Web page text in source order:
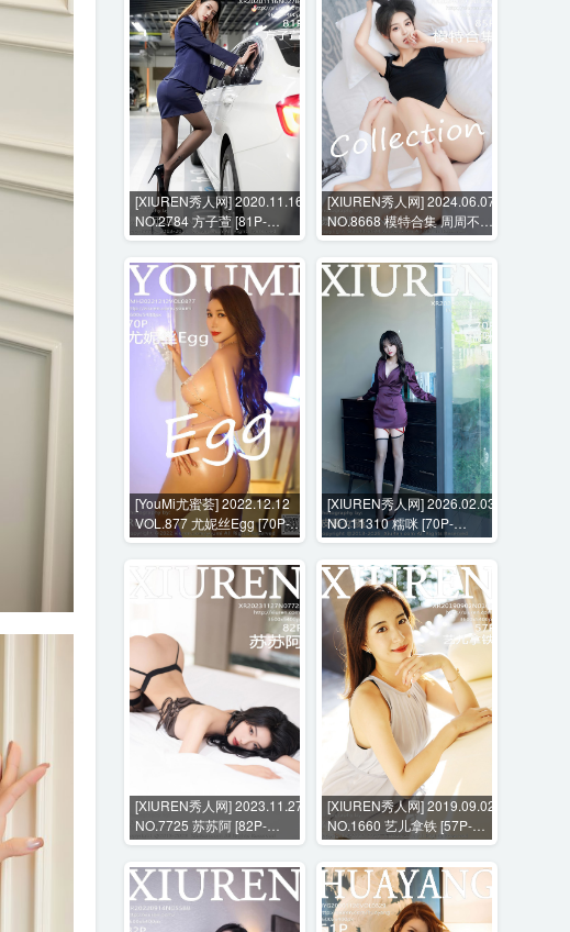
[XIUREN秀人网] 2020.11.16
NO.2784 方子萱 [81P-
784MB]
[XIUREN秀人网] 2024.06.07
NO.8668 模特合集 周周不吃
香菜 [85P-822MB]
[YouMi尤蜜荟] 2022.12.12
VOL.877 尤妮丝Egg [70P-
686MB]
[XIUREN秀人网] 2026.02.03
NO.11310 糯咪 [70P-
1003MB]
[XIUREN秀人网] 2023.11.27
NO.7725 苏苏阿 [82P-
606MB]
[XIUREN秀人网] 2019.09.02
NO.1660 艺儿拿铁 [57P-
102MB]